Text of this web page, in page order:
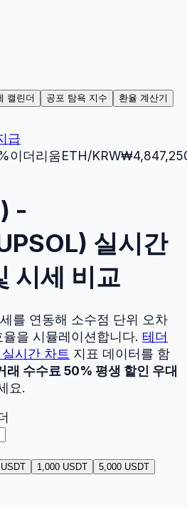
캘린더 공포 탐욕 지수 환율 계산기
급
리움ETH/KRW₩4,847,250($
-
실시간
시세 비교
를 연동해 소수점 단위 오차
을 시뮬레이션합니다. 테더
실시간 차트 지표 데이터를 함
래 수수료 50% 평생 할인 우대
요.
1,000 USDT
5,000 USDT